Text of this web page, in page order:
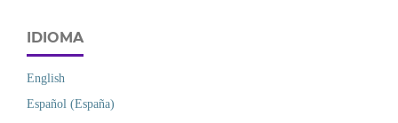
IDIOMA
English
Español (España)